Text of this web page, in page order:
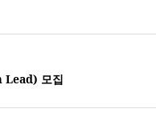
Lead) 모집